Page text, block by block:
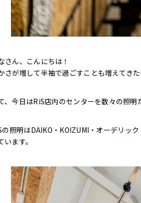
さん、こんにちは！
さが増して半袖で過ごすことも増えてき
、今日はRiS店内のセンターを数々の照
の照明はDAIKO・KOIZUMI・オーデリッ
います。